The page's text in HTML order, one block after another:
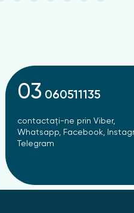
03 060511135
contactați-ne prin Viber,
Whatsapp, Facebook,
Telegram